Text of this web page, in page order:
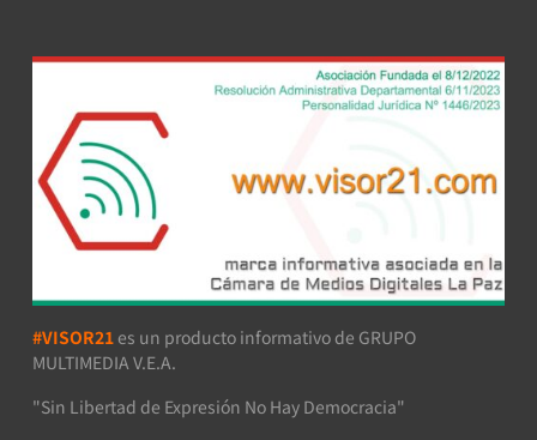
#VISOR21 es un producto informativo de GRUPO
MULTIMEDIA V.E.A.
"Sin Libertad de Expresión No Hay Democracia"